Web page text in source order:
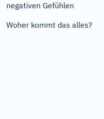
negativen Gefühlen
Woher kommt das alles?